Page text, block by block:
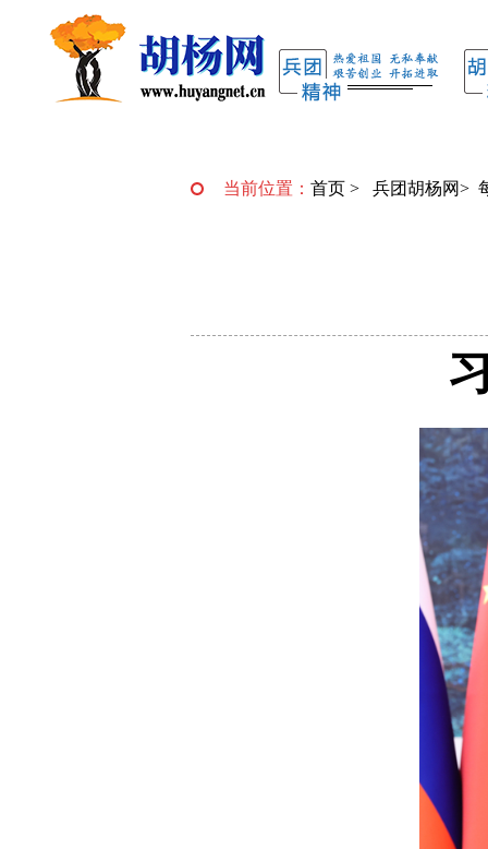
当前位置： 首页 > 兵团胡杨网>